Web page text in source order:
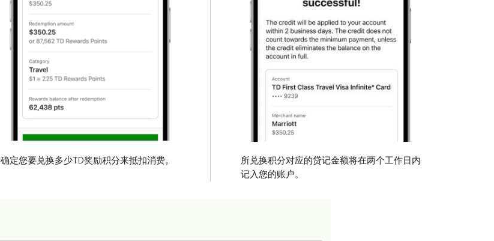
确定您要兑换多少TD奖励积分来抵扣消费。
所兑换积分对应的贷记金额将在两个工作日内
记入您的账户。